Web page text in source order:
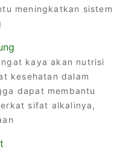
meningkatkan sistem
kaya akan nutrisi
kesehatan dalam
dapat membantu
sifat alkalinya,